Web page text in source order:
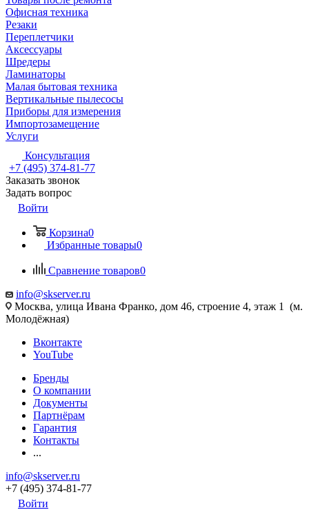
Офисная техника
Резаки
Переплетчики
Аксессуары
Шредеры
Ламинаторы
Малая бытовая техника
Вертикальные пылесосы
Приборы для измерения
Импортозамещение
Услуги
Консультация
+7 (495) 374-81-77
Заказать звонок
Задать вопрос
Войти
Корзина0
Избранные товары0
Сравнение товаров0
info@skserver.ru
Москва, улица Ивана Франко, дом 46, строение 4, этаж 1 (м.
Молодёжная)
Вконтакте
YouTube
Бренды
О компании
Документы
Партнёрам
Гарантия
Контакты
...
info@skserver.ru
+7 (495) 374-81-77
Войти